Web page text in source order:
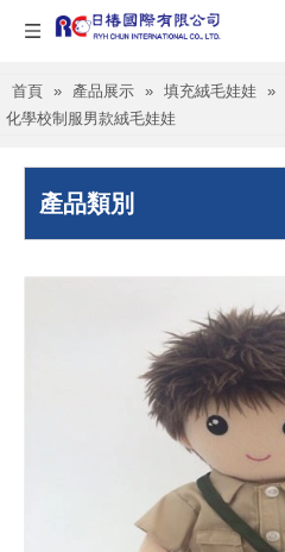
首頁 » 產品展示 » 填充絨毛娃娃 »
化學校制服男款絨毛娃娃
產品類別